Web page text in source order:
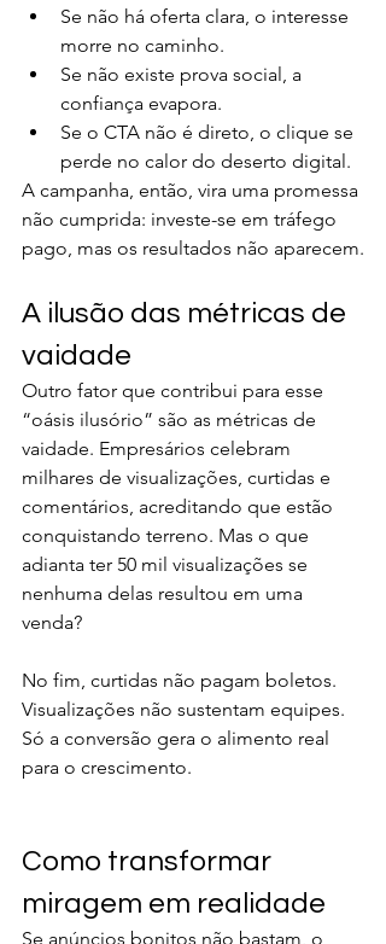
Se não há oferta clara, o interesse
morre no caminho.
Se não existe prova social, a
confiança evapora.
Se o CTA não é direto, o clique se
perde no calor do deserto digital.
A campanha, então, vira uma promessa
não cumprida: investe-se em tráfego
pago, mas os resultados não aparecem.
A ilusão das métricas de
vaidade
Outro fator que contribui para esse
“oásis ilusório” são as métricas de
vaidade. Empresários celebram
milhares de visualizações, curtidas e
comentários, acreditando que estão
conquistando terreno. Mas o que
adianta ter 50 mil visualizações se
nenhuma delas resultou em uma
venda?
No fim, curtidas não pagam boletos.
Visualizações não sustentam equipes.
Só a conversão gera o alimento real
para o crescimento.
Como transformar
miragem em realidade
Se anúncios bonitos não bastam, o